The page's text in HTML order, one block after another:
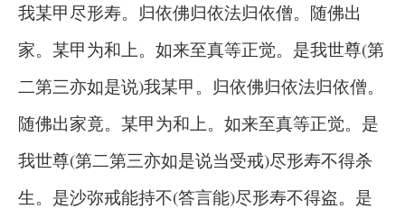
我某甲尽形寿。归依佛归依法归依僧。随佛出
家。某甲为和上。如来至真等正觉。是我世尊(第
二第三亦如是说)我某甲。归依佛归依法归依僧。
随佛出家竟。某甲为和上。如来至真等正觉。是
我世尊(第二第三亦如是说当受戒)尽形寿不得杀
生。是沙弥戒能持不(答言能)尽形寿不得盗。是